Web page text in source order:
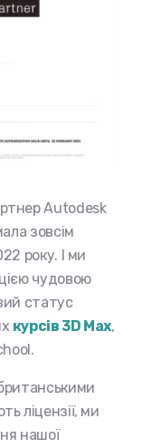
Autodesk
зовсім
року. І ми
чудовою
статус
курсів 3D Max,
ліцензії, ми
нашої